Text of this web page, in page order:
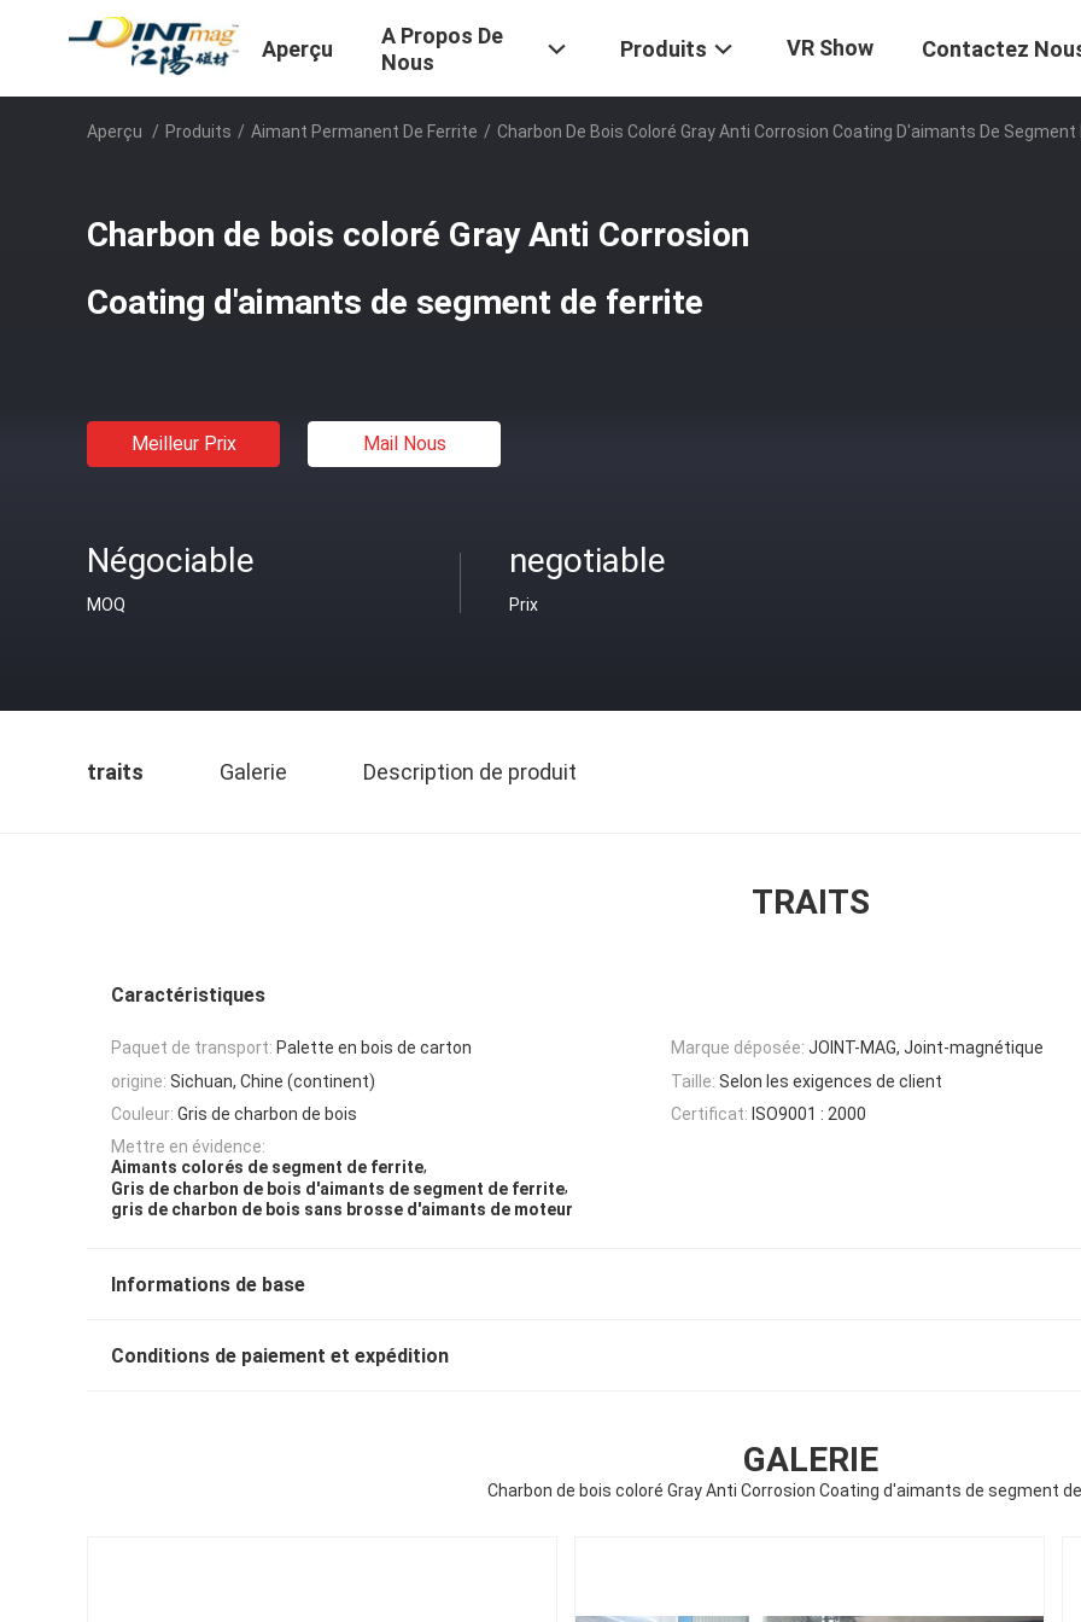
Aperçu
A Propos De
Nous
Produits VR Show Contactez
Aperçu / Produits / Aimant Permanent De Ferrite / Charbon De Bois Coloré Gray Anti Corrosion Coating D'aimants De Segment
Charbon de bois coloré Gray Anti Corrosion
Coating d'aimants de segment de ferrite
Meilleur Prix Mail Nous
Négociable
MOQ
negotiable
Prix
traits Galerie Description de produit
TRAITS
Caractéristiques
Paquet de transport: Palette en bois de carton Marque déposée: JOINT-MAG, Joint-magnétique
origine: Sichuan, Chine (continent) Taille: Selon les exigences de client
Couleur: Gris de charbon de bois Certificat: ISO9001 : 2000
Mettre en évidence:
Aimants colorés de segment de ferrite,
Gris de charbon de bois d'aimants de segment de ferrite,
gris de charbon de bois sans brosse d'aimants de moteur
Informations de base
Conditions de paiement et expédition
GALERIE
Charbon de bois coloré Gray Anti Corrosion Coating d'aimants de segment